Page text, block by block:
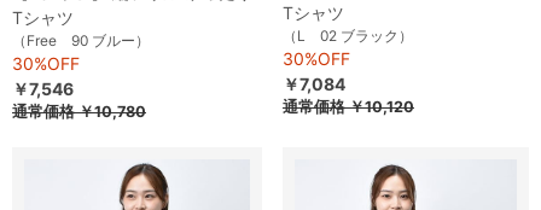
Tシャツ
（Free 90 ブルー）
30%OFF
￥7,546
通常価格￥10,780
Tシャツ
（L 02 ブラック）
30%OFF
￥7,084
通常価格￥10,120